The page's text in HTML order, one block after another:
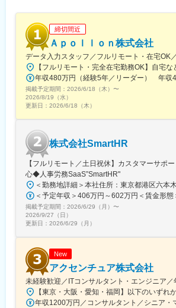
ナー会社を取り纏めて品質・コスト・ス
（3）管理職になる前後ぐらいからプロジ
てプロジェクト全体の管理をお任せ
（4）特定のソリューションのスペシャリ
していく等、個人のスキルや意向に合わせ
可能。
※社内公募制の積極活用も推進しておりま
■配属組織/チームについて
配属組織は自治体向けフロントSEを担当
各々が別々の仕事を担っていますが、困っ
いながら仕事をしています。
システム開発が始まると、プロジェクト全
度の規模となります。
変更の範囲：会社の定める業務
締切間近
Ａｐｏｌｌｏｎ株式会社
データ入力スタッフ／フルリモート・在宅OK
掲載予定期間： 2026/6/18（木） 〜
2026/8/19（水）
更新日： 2026/6/18（木）
株式会社SmartHR
【フルリモート／土日祝休】カスタマーサポ
心◆人事労務SaaS”SmartHR"
掲載予定期間： 2026/6/29（月） 〜
2026/9/27（日）
更新日： 2026/6/29（月）
New
アクセンチュア株式会社
未経験歓迎／ITコンサルタント・エンジニア